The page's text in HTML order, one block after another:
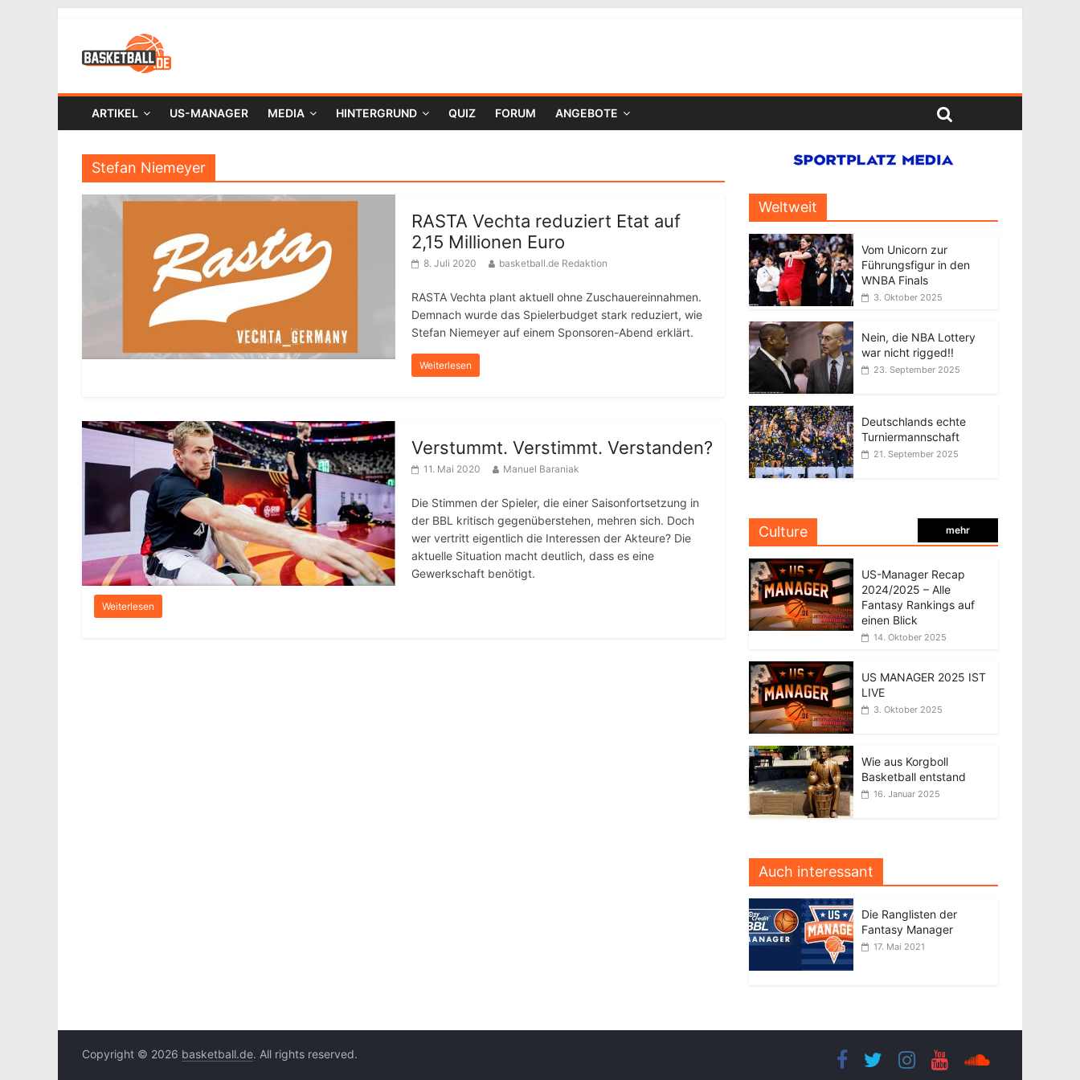
ARTIKEL US-MANAGER MEDIA HINTERGRUND QUIZ FORUM ANGEBOTE
Stefan Niemeyer
RASTA Vechta reduziert Etat auf
2,15 Millionen Euro
8. Juli 2020 basketball.de Redaktion
RASTA Vechta plant aktuell ohne Zuschauereinnahmen.
Demnach wurde das Spielerbudget stark reduziert, wie
Stefan Niemeyer auf einem Sponsoren-Abend erklärt.
Weiterlesen
Verstummt. Verstimmt. Verstanden?
11. Mai 2020 Manuel Baraniak
Die Stimmen der Spieler, die einer Saisonfortsetzung in
der BBL kritisch gegenüberstehen, mehren sich. Doch
wer vertritt eigentlich die Interessen der Akteure? Die
aktuelle Situation macht deutlich, dass es eine
Gewerkschaft benötigt.
Weiterlesen
Weltweit
Vom Unicorn zur
Führungsfigur in den
WNBA Finals
3. Oktober 2025
Nein, die NBA Lottery
war nicht rigged!!
23. September 2025
Deutschlands echte
Turniermannschaft
21. September 2025
Culture mehr
US-Manager Recap
2024/2025 – Alle
Fantasy Rankings auf
einen Blick
14. Oktober 2025
US MANAGER 2025 IST
LIVE
3. Oktober 2025
Wie aus Korgboll
Basketball entstand
16. Januar 2025
Auch interessant
Die Ranglisten der
Fantasy Manager
17. Mai 2021
Copyright © 2026 basketball.de. All rights reserved.